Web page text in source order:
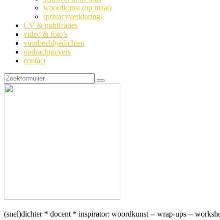
woordkunst (op maat)
(privacyverklaring)
CV & publicaties
video & foto’s
voorbeeldgedichten
opdrachtgevers
contact
Zoeken
(snel)dichter * docent * inspirator: woordkunst -- wrap-ups --